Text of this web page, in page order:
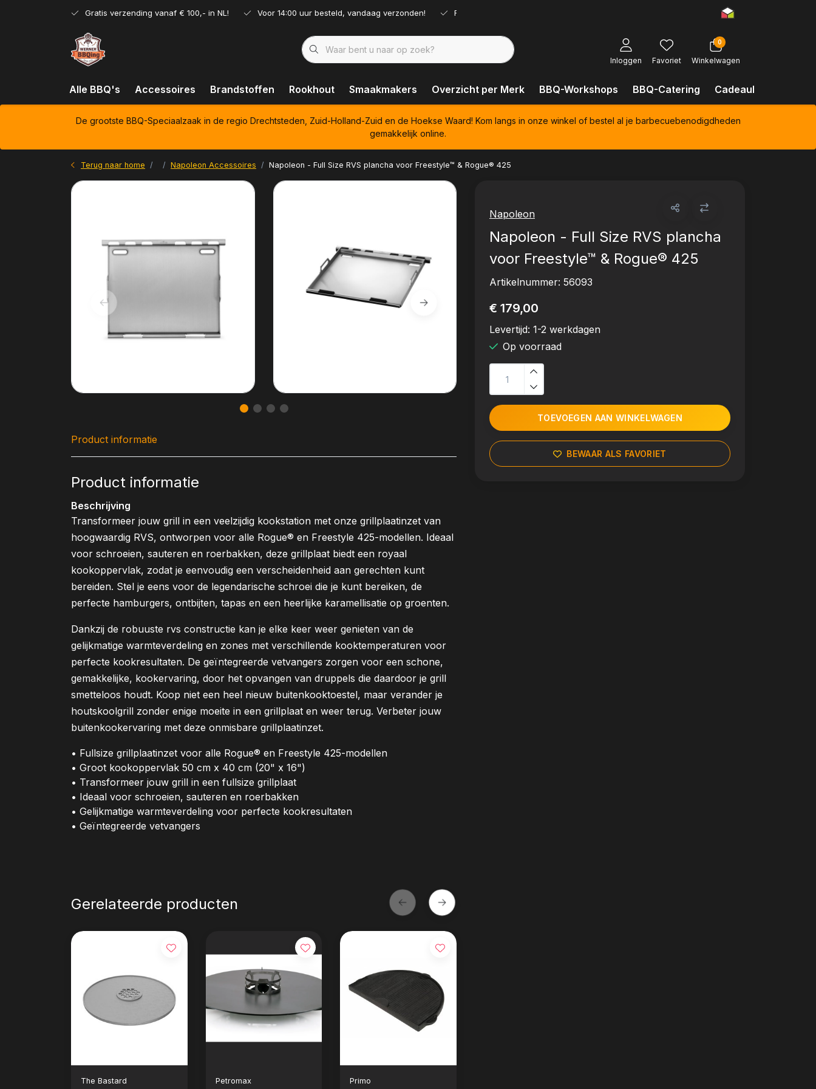
Gratis verzending vanaf € 100,- in NL! Voor 14:00 uur besteld, vandaag verzonden! Ruim assortiment!
Inloggen Favoriet
0
Winkelwagen
Alle BBQ's Accessoires Brandstoffen Rookhout Smaakmakers Overzicht per Merk BBQ-Workshops BBQ-Catering Cadeaubonnen
De grootste BBQ-Speciaalzaak in de regio Drechtsteden, Zuid-Holland-Zuid en de Hoekse Waard! Kom langs in onze winkel of bestel al je barbecuebenodigdheden
gemakkelijk online.
Terug naar home Napoleon Accessoires Napoleon - Full Size RVS plancha voor Freestyle™ & Rogue® 425
Napoleon
Napoleon - Full Size RVS plancha
voor Freestyle™ & Rogue® 425
Artikelnummer: 56093
€ 179,00
Levertijd: 1-2 werkdagen
Op voorraad
TOEVOEGEN AAN WINKELWAGEN
BEWAAR ALS FAVORIET
Product informatie
Product informatie
Beschrijving
Transformeer jouw grill in een veelzijdig kookstation met onze grillplaatinzet van
hoogwaardig RVS, ontworpen voor alle Rogue® en Freestyle 425-modellen. Ideaal
voor schroeien, sauteren en roerbakken, deze grillplaat biedt een royaal
kookoppervlak, zodat je eenvoudig een verscheidenheid aan gerechten kunt
bereiden. Stel je eens voor de legendarische schroei die je kunt bereiken, de
perfecte hamburgers, ontbijten, tapas en een heerlijke karamellisatie op groenten.
Dankzij de robuuste rvs constructie kan je elke keer weer genieten van de
gelijkmatige warmteverdeling en zones met verschillende kooktemperaturen voor
perfecte kookresultaten. De geïntegreerde vetvangers zorgen voor een schone,
gemakkelijke, kookervaring, door het opvangen van druppels die daardoor je grill
smetteloos houdt. Koop niet een heel nieuw buitenkooktoestel, maar verander je
houtskoolgrill zonder enige moeite in een grillplaat en weer terug. Verbeter jouw
buitenkookervaring met deze onmisbare grillplaatinzet.
• Fullsize grillplaatinzet voor alle Rogue® en Freestyle 425-modellen
• Groot kookoppervlak 50 cm x 40 cm (20" x 16")
• Transformeer jouw grill in een fullsize grillplaat
• Ideaal voor schroeien, sauteren en roerbakken
• Gelijkmatige warmteverdeling voor perfecte kookresultaten
• Geïntegreerde vetvangers
Gerelateerde producten
The Bastard Petromax Primo